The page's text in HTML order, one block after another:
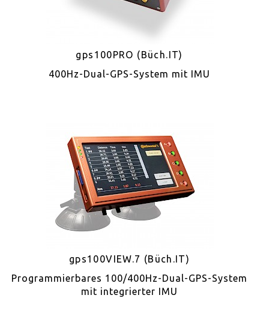
gps100PRO (Büch.IT)
400Hz-Dual-GPS-System mit IMU
gps100VIEW.7 (Büch.IT)
Programmierbares 100/400Hz-Dual-GPS-System
mit integrierter IMU